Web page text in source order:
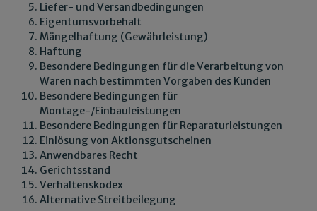
Liefer- und Versandbedingungen
Eigentumsvorbehalt
Mängelhaftung (Gewährleistung)
Haftung
Besondere Bedingungen für die Verarbeitung von
Waren nach bestimmten Vorgaben des Kunden
Besondere Bedingungen für
Montage-/Einbauleistungen
Besondere Bedingungen für Reparaturleistungen
Einlösung von Aktionsgutscheinen
Anwendbares Recht
Gerichtsstand
Verhaltenskodex
Alternative Streitbeilegung